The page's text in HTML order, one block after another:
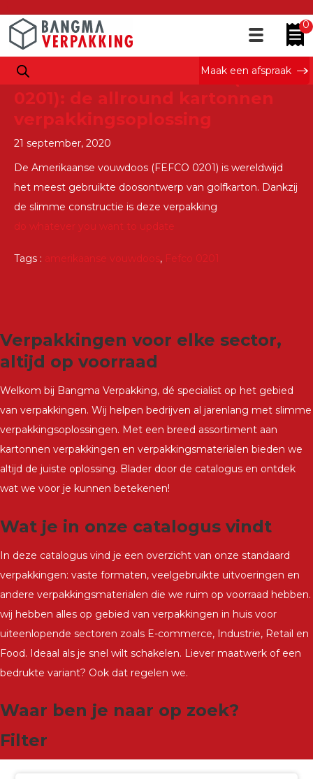
0
Maak een afspraak
Tag Archieven : Fefco 0201
Amerikaanse vouwdoos (FEFCO
0201): de allround kartonnen
verpakkingsoplossing
21 september, 2020
De Amerikaanse vouwdoos (FEFCO 0201) is wereldwijd
het meest gebruikte doosontwerp van golfkarton. Dankzij
de slimme constructie is deze verpakking
do whatever you want to update
Tags : amerikaanse vouwdoos, Fefco 0201
Verpakkingen voor elke sector,
altijd op voorraad
Welkom bij Bangma Verpakking, dé specialist op het gebied
van verpakkingen. Wij helpen bedrijven al jarenlang met slimme
verpakkingsoplossingen. Met een breed assortiment aan
kartonnen verpakkingen en verpakkingsmaterialen bieden we
altijd de juiste oplossing. Blader door de catalogus en ontdek
wat we voor je kunnen betekenen!
Wat je in onze catalogus vindt
In deze catalogus vind je een overzicht van onze standaard
verpakkingen: vaste formaten, veelgebruikte uitvoeringen en
andere verpakkingsmaterialen die we ruim op voorraad hebben.
wij hebben alles op gebied van verpakkingen in huis voor
uiteenlopende sectoren zoals E-commerce, Industrie, Retail en
Food. Ideaal als je snel wilt schakelen. Liever maatwerk of een
bedrukte variant? Ook dat regelen we.
Waar ben je naar op zoek?
Filter